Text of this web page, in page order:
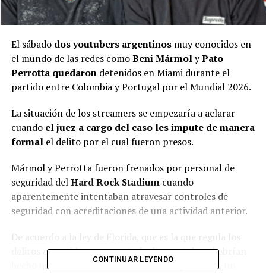
El sábado dos youtubers argentinos muy conocidos en
el mundo de las redes comoBeni MármolyPato
Perrotta quedaron detenidos en Miami durante el
partido entre Colombia y Portugal por el Mundial 2026.
La situación de los streamers se empezaría a aclarar
cuando el juez a cargo del caso les impute de manera
formal el delito por el cual fueron presos.
Mármol y Perrotta fueron frenados por personal de
seguridad delHard Rock Stadiumcuando
aparentemente intentaban atravesar controles de
seguridad con acreditaciones de una actividad anterior.
De acuerdo a la ley de Florida, que es la que regula los
delitos cometidos en ese estado, los youtubers habrían
hecho una “interferencia en eventos deportivos”, un
CONTINUAR LEYENDO